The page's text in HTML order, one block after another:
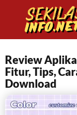
Review
Fitur, Tips,
Download